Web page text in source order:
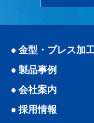
金型・プレス加
製品事例
会社案内
採用情報